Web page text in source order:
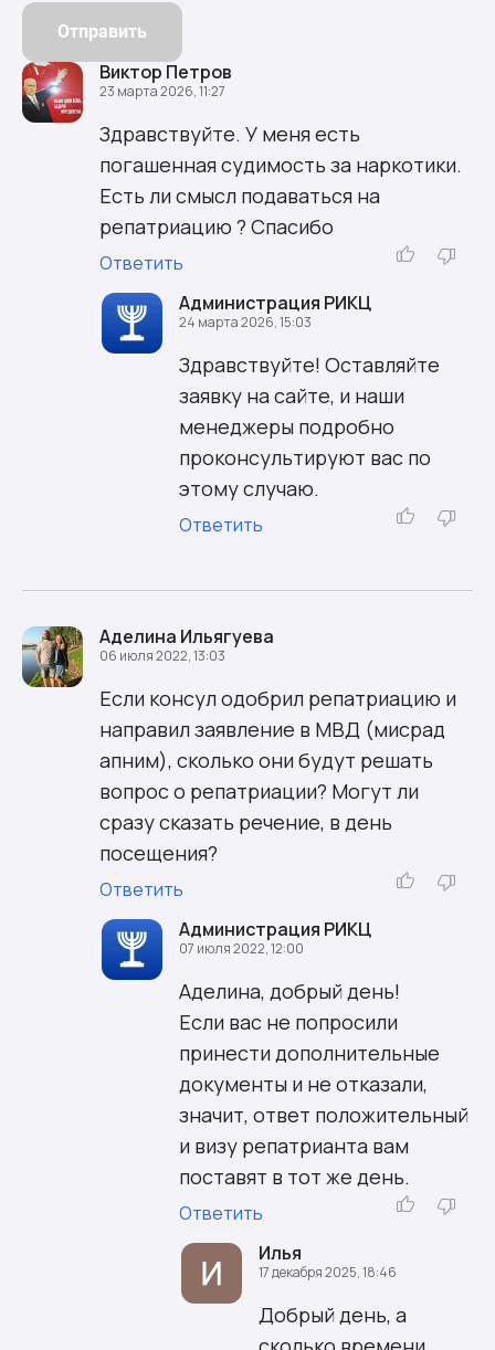
Отправить
Виктор Петров
23 марта 2026, 11:27
Здравствуйте. У меня есть
погашенная судимость за наркотики.
Есть ли смысл подаваться на
репатриацию ? Спасибо
Ответить
Администрация РИКЦ
24 марта 2026, 15:03
Здравствуйте! Оставляйте
заявку на сайте, и наши
менеджеры подробно
проконсультируют вас по
этому случаю.
Ответить
Аделина Ильягуева
06 июля 2022, 13:03
Если консул одобрил репатриацию и
направил заявление в МВД (мисрад
апним), сколько они будут решать
вопрос о репатриации? Могут ли
сразу сказать речение, в день
посещения?
Ответить
Администрация РИКЦ
07 июля 2022, 12:00
Аделина, добрый день!
Если вас не попросили
принести дополнительные
документы и не отказали,
значит, ответ положительный
и визу репатрианта вам
поставят в тот же день.
Ответить
Илья
17 декабря 2025, 18:46
Добрый день, а